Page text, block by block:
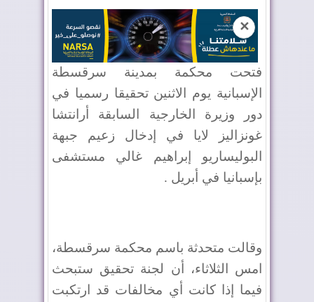
✕
فتحت محكمة بمدينة سرقسطة
الإسبانية يوم الاثنين تحقيقا رسميا في
دور وزيرة الخارجية السابقة أرانتشا
غونزاليز لايا في إدخال زعيم جبهة
البوليساريو إبراهيم غالي مستشفى
بإسبانيا في أبريل .
وقالت متحدثة باسم محكمة سرقسطة،
امس الثلاثاء، أن لجنة تحقيق ستبحث
فيما إذا كانت أي مخالفات قد ارتكبت